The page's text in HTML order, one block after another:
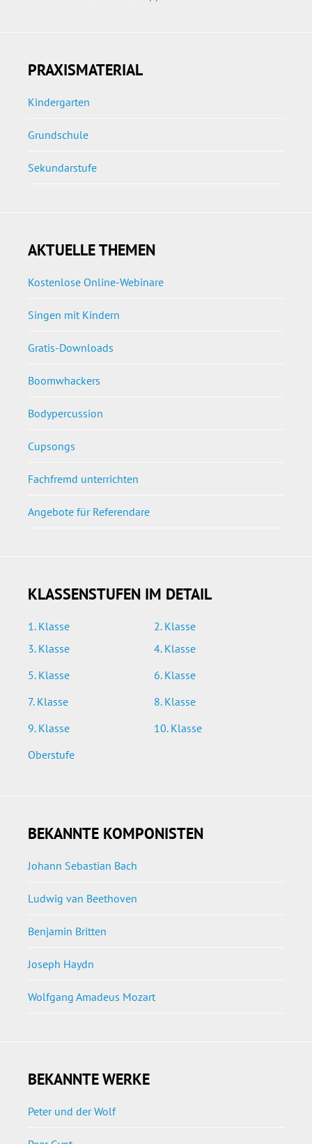
PRAXISMATERIAL
Kindergarten
Grundschule
Sekundarstufe
AKTUELLE THEMEN
Kostenlose Online-Webinare
Singen mit Kindern
Gratis-Downloads
Boomwhackers
Bodypercussion
Cupsongs
Fachfremd unterrichten
Angebote für Referendare
KLASSENSTUFEN IM DETAIL
1. Klasse
2. Klasse
3. Klasse
4. Klasse
5. Klasse
6. Klasse
7. Klasse
8. Klasse
9. Klasse
10. Klasse
Oberstufe
BEKANNTE KOMPONISTEN
Johann Sebastian Bach
Ludwig van Beethoven
Benjamin Britten
Joseph Haydn
Wolfgang Amadeus Mozart
BEKANNTE WERKE
Peter und der Wolf